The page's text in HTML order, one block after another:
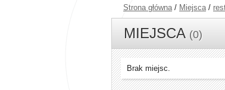
Strona główna/ Miejsca/
MIEJSCA (0)
Brak miejsc.